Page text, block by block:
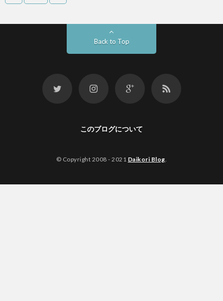
Back to Top
このブログについて
© Copyright 2008 - 2021 Daikori Blog.